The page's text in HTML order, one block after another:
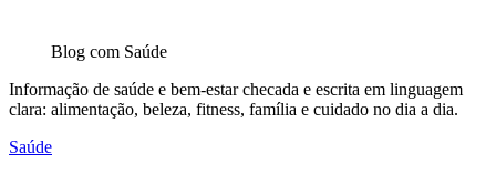
Blog com Saúde
Informação de saúde e bem-estar checada e escrita em linguagem
clara: alimentação, beleza, fitness, família e cuidado no dia a dia.
Saúde